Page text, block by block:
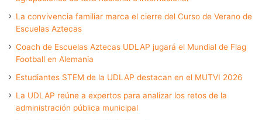
La convivencia familiar marca el cierre del Curso de Verano de
Escuelas Aztecas
Coach de Escuelas Aztecas UDLAP jugará el Mundial de Flag
Football en Alemania
Estudiantes STEM de la UDLAP destacan en el MUTVI 2026
La UDLAP reúne a expertos para analizar los retos de la
administración pública municipal